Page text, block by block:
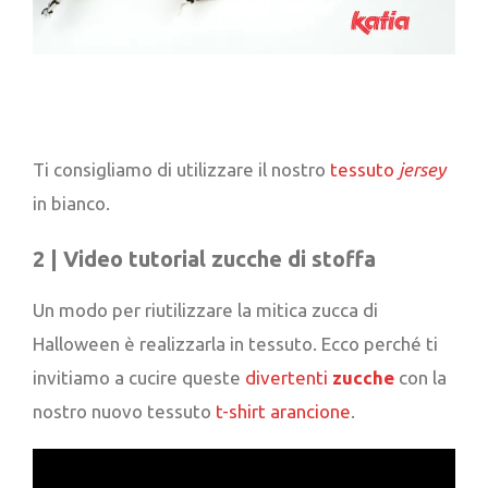
Ti consigliamo di utilizzare il nostro tessuto jersey
in bianco.
2 | Video tutorial zucche di stoffa
Un modo per riutilizzare la mitica zucca di
Halloween è realizzarla in tessuto. Ecco perché ti
invitiamo a cucire queste divertenti zucche con la
nostro nuovo tessuto t-shirt arancione